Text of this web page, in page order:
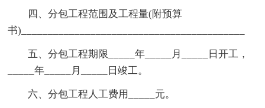
四、分包工程范围及工程量(附预算
书)__________________________________________
五、分包工程期限_____年_____月_____日开工，
_____年_____月_____日竣工。
六、分包工程人工费用_____元。